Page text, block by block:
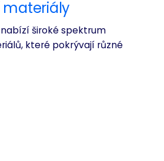
materiály
široké spektrum
které pokrývají různé